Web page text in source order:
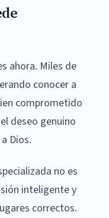
ahora. Miles de
conocer a
comprometido
deseo genuino
Dios.
no es
inteligente y
correctos.